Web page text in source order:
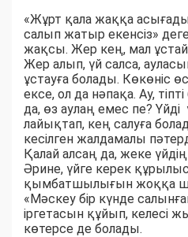
«Жұрт қала жаққа
салып жатыр екенсіз»
жақсы. Жер кең, мал
Жер алып, үй салса,
ұстауға болады. Көкөніс
ексе, ол да нәпақа. Ау,
да, өз аулаң емес пе?
лайықтап, кең салуға
кесілген жалдамалы
Қалай алсаң да, жеке
Әрине, үйге керек
қымбатшылығын жоққа
«Мәскеу бір күнде
іргетасын құйып, келесі
көтерсе де болады.